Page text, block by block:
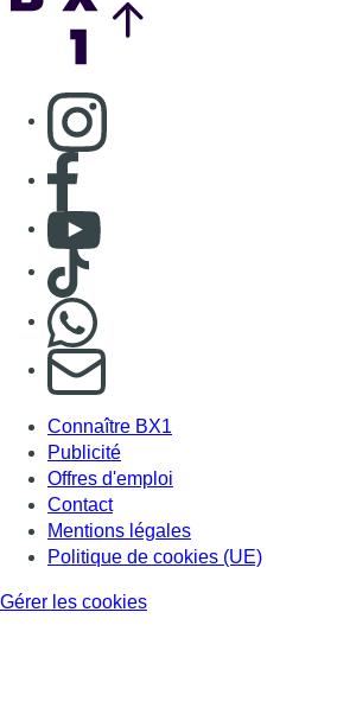
Consulter page Instagram
Consulter page Facebook
Consulter Youtube
Consulter TikTok
S'abonner à notre newsletter
Connaître BX1
Publicité
Offres d'emploi
Contact
Mentions légales
Politique de cookies (UE)
Gérer les cookies